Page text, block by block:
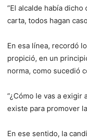
“El alcalde había
carta, todos hagan
En esa línea, recordó
propició, en un
norma, como sucedió
“¿Cómo le vas a
existe para promover
En ese sentido, la